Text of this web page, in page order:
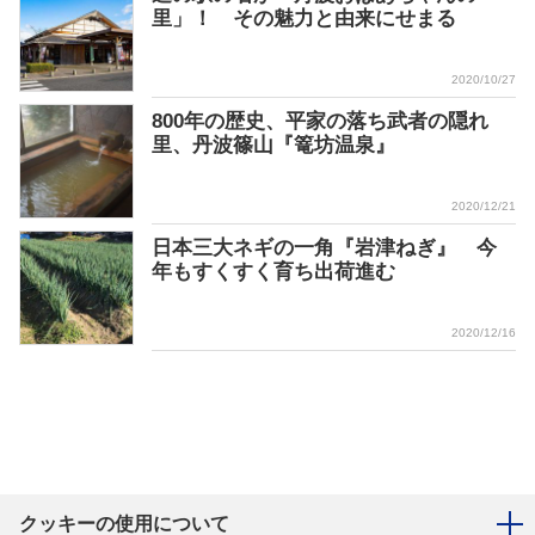
里」！ その魅力と由来にせまる
2020/10/27
800年の歴史、平家の落ち武者の隠れ
里、丹波篠山『篭坊温泉』
2020/12/21
日本三大ネギの一角『岩津ねぎ』 今
年もすくすく育ち出荷進む
2020/12/16
クッキーの使用について